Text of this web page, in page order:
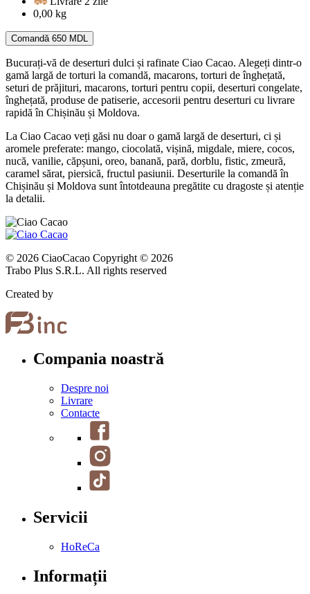
0,00 kg
Comandă 650 MDL
Bucurați-vă de deserturi dulci și rafinate Ciao Cacao. Alegeți dintr-o
gamă largă de torturi la comandă, macarons, torturi de înghețată,
seturi de prăjituri, macarons, torturi pentru copii, deserturi congelate,
înghețată, produse de patiserie, accesorii pentru deserturi cu livrare
rapidă în Chișinău și Moldova.
La Ciao Cacao veți găsi nu doar o gamă largă de deserturi, ci și
aromele preferate: mango, ciocolată, vișină, migdale, miere, cocos,
nucă, vanilie, căpșuni, oreo, banană, pară, dorblu, fistic, zmeură,
caramel sărat, piersică, fructul pasiunii. Deserturile la comandă în
Chișinău și Moldova sunt întotdeauna pregătite cu dragoste și atenție
la detalii.
© 2026 CiaoCacao Copyright © 2026
Trabo Plus S.R.L. All rights reserved
Created by
Compania noastră
Despre noi
Livrare
Contacte
Servicii
HoReCa
Informații